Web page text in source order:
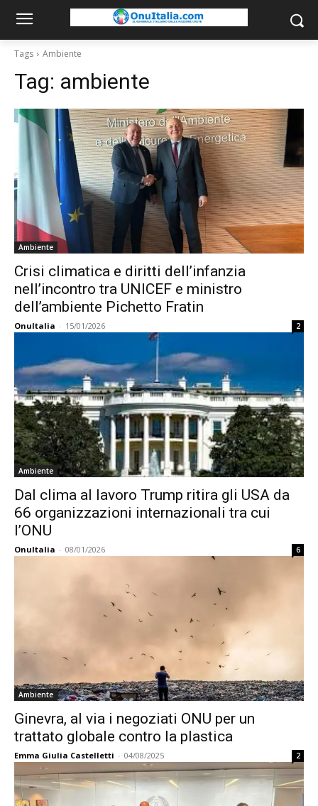
Tags Ambiente
Tag: ambiente
Ambiente
Crisi climatica e diritti dell’infanzia
nell’incontro tra UNICEF e ministro
dell’ambiente Pichetto Fratin
OnuItalia - 15/01/2026 2
Ambiente
Dal clima al lavoro Trump ritira gli USA da
66 organizzazioni internazionali tra cui
l’ONU
OnuItalia - 08/01/2026 6
Ambiente
Ginevra, al via i negoziati ONU per un
trattato globale contro la plastica
Emma Giulia Castelletti - 04/08/2025 2